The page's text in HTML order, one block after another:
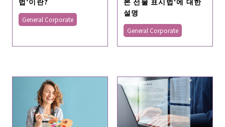
General Corporate
설명
General Corporate